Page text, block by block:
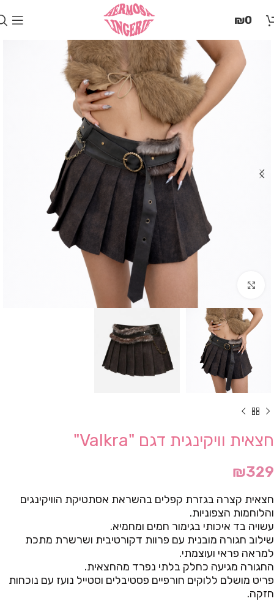
זֶה
מַעֲרֶכֶת
"המרכז
הישראלי
תַּפְרִיט
הֵנְּגִישׁוּת
₪0
חצאית וויקינגית דגם "Valkra"
₪329
חצאית קצרה בגזרת קפלים בהשראת אסתטיקת הוויקינגים
והלוחמות הצפוניות.
עשויה בד איכותי בגימור חמים ומחמיא.
שילוב חגורה מובנית עם פרוות דקורטיבית ושרשרת מתכת
למראה פראי ועוצמתי.
החגורה מגיעה כחלק בלתי נפרד מהחצאית.
פריט מושלם ללוקים חורפיים פסטיבלים וסטייל נועז עם נוכחות
חזקה.